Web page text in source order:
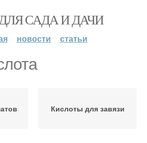
САДА И ДАЧИ
новости статьи
Кислоты для завязи